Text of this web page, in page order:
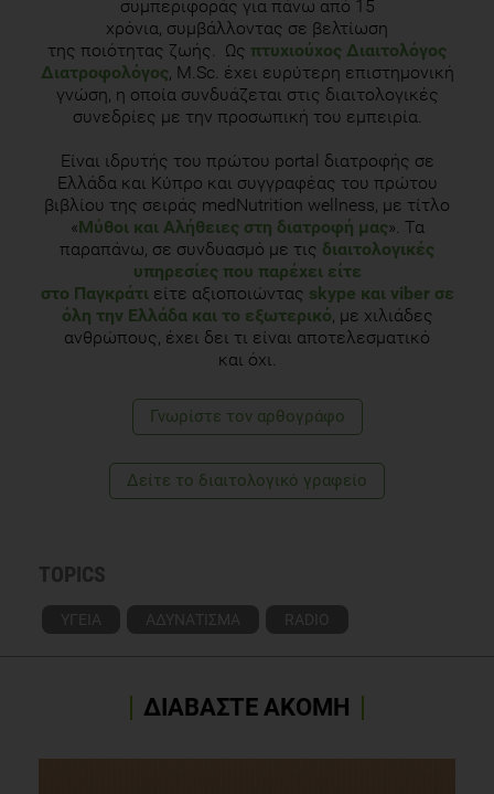
συμπεριφοράς για πάνω από 15
χρόνια, συμβάλλοντας σε βελτίωση
της ποιότητας ζωής. Ως πτυχιούχος Διαιτολόγος
Διατροφολόγος, M.Sc. έχει ευρύτερη επιστημονική
γνώση, η οποία συνδυάζεται στις διαιτολογικές
συνεδρίες με την προσωπική του εμπειρία.
Είναι ιδρυτής του πρώτου portal διατροφής σε
Ελλάδα και Κύπρο και συγγραφέας του πρώτου
βιβλίου της σειράς medNutrition wellness, με τίτλο
«Μύθοι και Αλήθειες στη διατροφή μας». Τα
παραπάνω, σε συνδυασμό με τις διαιτολογικές
υπηρεσίες που παρέχει είτε
στο Παγκράτι είτε αξιοποιώντας skype και viber σε
όλη την Ελλάδα και το εξωτερικό , με χιλιάδες
ανθρώπους, έχει δει τι είναι αποτελεσματικό
και όχι.
Γνωρίστε τoν αρθογράφο
Δείτε το διαιτολογικό γραφείο
TOPICS
ΥΓΕΙΑ ΑΔΥΝΑΤΙΣΜΑ RADIO
ΔΙΑΒΑΣΤΕ ΑΚΟΜΗ